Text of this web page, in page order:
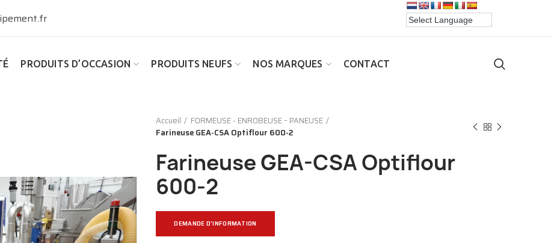
PRODUITS D’OCCASION PRODUITS NEUFS NOS MARQUES CONTACT
Accueil
FORMEUSE - ENROBEUSE – PANEUSE
Farineuse GEA-CSA Optiflour 600-2
Farineuse GEA-CSA Optiflour
600-2
DEMANDE D'INFORMATION